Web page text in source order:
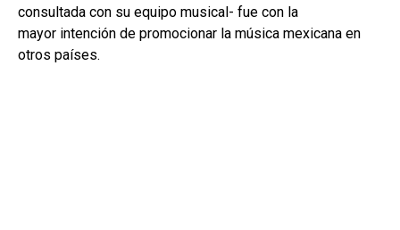
consultada con su equipo musical- fue con la
mayor intención de promocionar la música mexicana en
otros países.